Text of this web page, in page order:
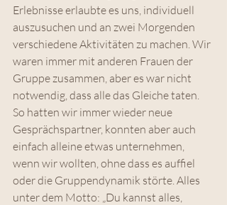
Erlebnisse erlaubte es uns, individuell
auszusuchen und an zwei Morgenden
verschiedene Aktivitäten zu machen. Wir
waren immer mit anderen Frauen der
Gruppe zusammen, aber es war nicht
notwendig, dass alle das Gleiche taten.
So hatten wir immer wieder neue
Gesprächspartner, konnten aber auch
einfach alleine etwas unternehmen,
wenn wir wollten, ohne dass es auffiel
oder die Gruppendynamik störte. Alles
unter dem Motto: „Du kannst alles,